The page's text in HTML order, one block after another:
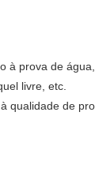
prova de
livre, etc.
qualidade de